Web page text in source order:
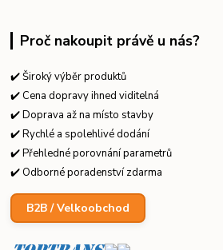
Proč nakoupit právě u nás?
✔️ Široký výběr produktů
✔️ Cena dopravy ihned viditelná
✔️ Doprava až na místo stavby
✔️ Rychlé a spolehlivé dodání
✔️ Přehledné porovnání parametrů
✔️ Odborné poradenství zdarma
B2B / Velkoobchod